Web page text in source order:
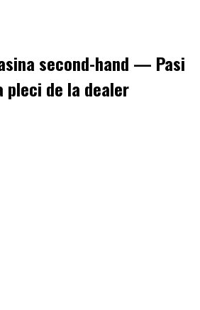
second-hand — Pasi
de la dealer